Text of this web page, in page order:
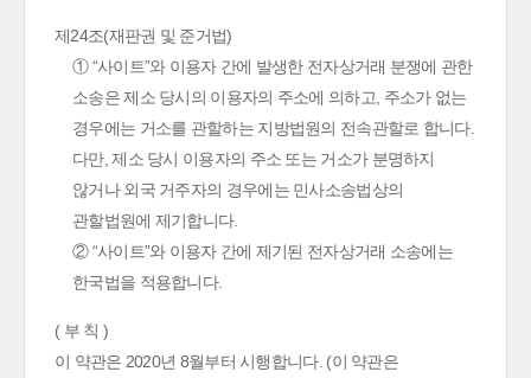
제24조(재판권 및 준거법)
① “사이트”와 이용자 간에 발생한 전자상거래 분쟁에 관한
소송은 제소 당시의 이용자의 주소에 의하고, 주소가 없는
경우에는 거소를 관할하는 지방법원의 전속관할로 합니다.
다만, 제소 당시 이용자의 주소 또는 거소가 분명하지
않거나 외국 거주자의 경우에는 민사소송법상의
관할법원에 제기합니다.
② “사이트”와 이용자 간에 제기된 전자상거래 소송에는
한국법을 적용합니다.
( 부 칙 )
이 약관은 2020년 8월부터 시행합니다. (이 약관은